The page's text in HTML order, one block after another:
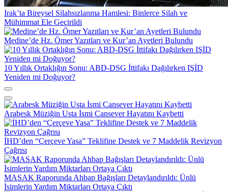
Irak’ta Bireysel Silahsızlanma Hamlesi: Binlerce Silah ve
Mühimmat Ele Geçirildi
Medine’de Hz. Ömer Yazıtları ve Kur’an Ayetleri Bulundu
10 Yıllık Ortaklığın Sonu: ABD-DSG İttifakı Dağılırken IŞİD
Yeniden mi Doğuyor?
Arabesk Müziğin Usta İsmi Cansever Hayatını Kaybetti
İHD’den “Çerçeve Yasa” Teklifine Destek ve 7 Maddelik Revizyon
Çağrısı
MASAK Raporunda Ahbap Bağışları Detaylandırıldı: Ünlü
İsimlerin Yardım Miktarları Ortaya Çıktı